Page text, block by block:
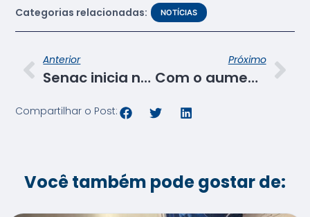
Categorias relacionadas: NOTÍCIAS
Anterior
Senac inicia nesta segunda,24, inscrições para os cursos de automaquiagem em Aracaju e Itabaiana
Próximo
Com o aumento de síndromes gripais, cresce a procura por atendentes de farmácia
Compartilhar o Post:
Você também pode gostar de: